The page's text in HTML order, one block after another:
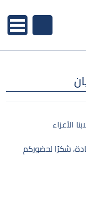
الأعزاء
شكرًا لحضوركم